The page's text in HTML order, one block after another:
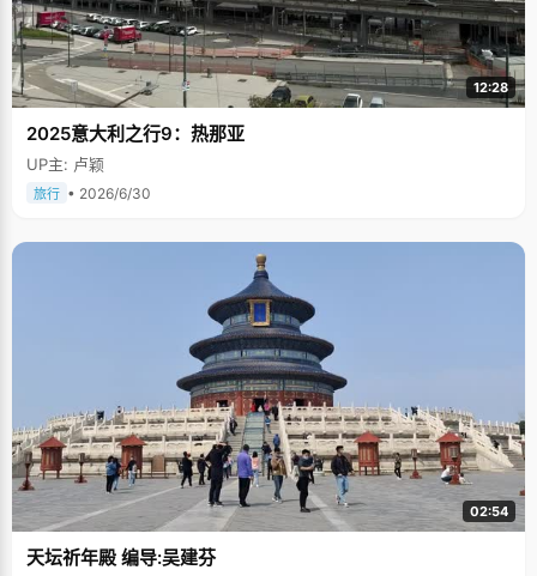
12:28
2025意大利之行9：热那亚
UP主: 卢颖
旅行 • 2026/6/30
02:54
天坛祈年殿 编导:吴建芬